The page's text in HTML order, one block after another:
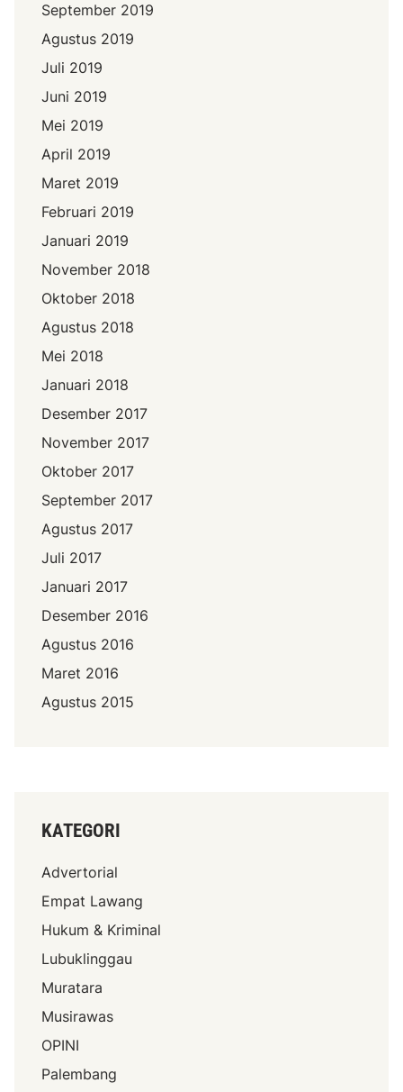
September 2019
Agustus 2019
Juli 2019
Juni 2019
Mei 2019
April 2019
Maret 2019
Februari 2019
Januari 2019
November 2018
Oktober 2018
Agustus 2018
Mei 2018
Januari 2018
Desember 2017
November 2017
Oktober 2017
September 2017
Agustus 2017
Juli 2017
Januari 2017
Desember 2016
Agustus 2016
Maret 2016
Agustus 2015
KATEGORI
Advertorial
Empat Lawang
Hukum & Kriminal
Lubuklinggau
Muratara
Musirawas
OPINI
Palembang